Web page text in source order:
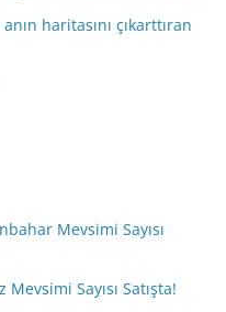
haritasını çıkarttıran
Mevsimi Sayısı
Sayısı Satışta!